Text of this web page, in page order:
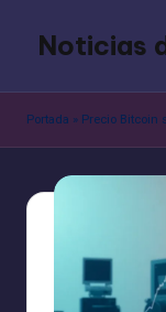
contenido
Noticias
Portada » Precio Bitcoin